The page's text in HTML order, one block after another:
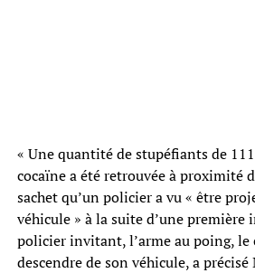
« Une quantité de stupéfiants de
cocaïne a été retrouvée à proximité
sachet qu’un policier a vu « être
véhicule » à la suite d’une
policier invitant, l’arme au poing, le
descendre de son véhicule, a précisé